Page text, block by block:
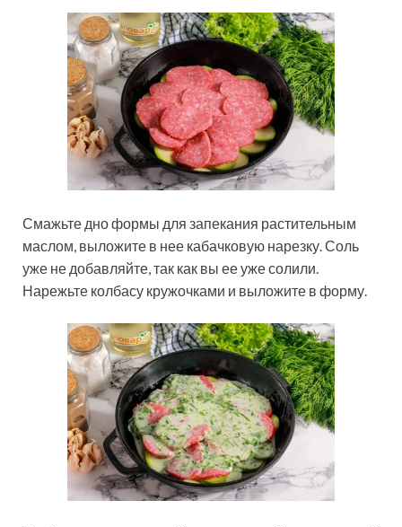
Смажьте дно формы для запекания растительным
маслом, выложите в нее кабачковую нарезку. Соль
уже не добавляйте, так как вы ее уже солили.
Нарежьте колбасу кружочками и выложите в форму.